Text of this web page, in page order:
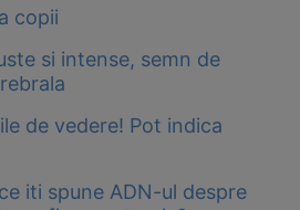
copii
si intense, semn de
de vedere! Pot indica
iti spune ADN-ul despre